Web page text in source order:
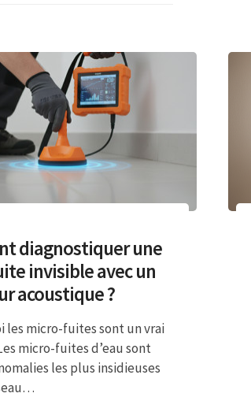
diagnostiquer une
invisible avec un
acoustique ?
les micro-fuites sont un vrai
micro-fuites d’eau sont
les plus insidieuses